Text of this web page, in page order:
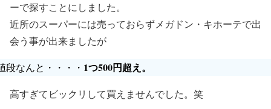
ーで探すことにしました。
近所のスーパーには売っておらずメガドン・キホーテで出
会う事が出来ましたが
段なんと・・・・ 1つ500円超え。
高すぎてビックリして買えませんでした。笑